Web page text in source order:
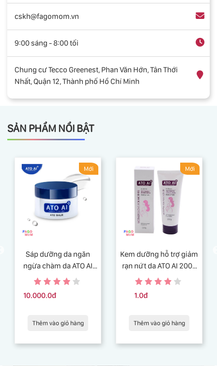
cskh@fagomom.vn
9:00 sáng - 8:00 tối
Chung cư Tecco Greenest, Phan Văn Hớn, Tân Thới
Nhất, Quận 12, Thành phố Hồ Chí Minh
SẢN PHẨM NỔI BẬT
Mới
Sáp dưỡng da ngăn
ngừa chàm da ATO AI
balm 29g an toàn và
10.000.0đ
Thêm vào giỏ hàng
Mới
Kem dưỡng hỗ trợ giảm
rạn nứt da ATO AI 200g
chiết xuất từ thiên nhiên
1.0đ
Thêm vào giỏ hàng